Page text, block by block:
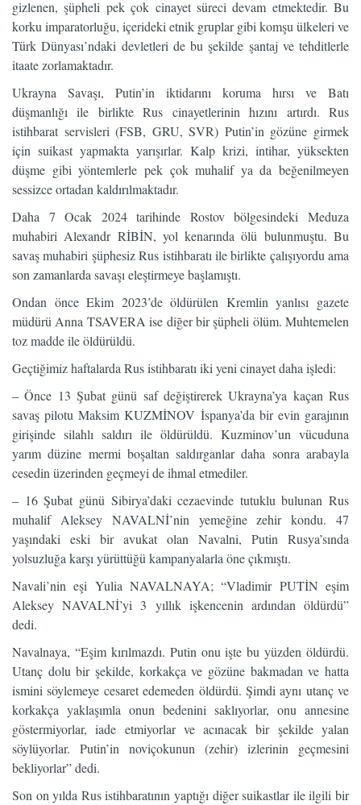
gizlenen, şüpheli pek çok cinayet süreci devam etmektedir. Bu
korku imparatorluğu, içerideki etnik gruplar gibi komşu ülkeleri ve
Türk Dünyası’ndaki devletleri de bu şekilde şantaj ve tehditlerle
itaate zorlamaktadır.
Ukrayna Savaşı, Putin’in iktidarını koruma hırsı ve Batı
düşmanlığı ile birlikte Rus cinayetlerinin hızını artırdı. Rus
istihbarat servisleri (FSB, GRU, SVR) Putin’in gözüne girmek
için suikast yapmakta yarışırlar. Kalp krizi, intihar, yüksekten
düşme gibi yöntemlerle pek çok muhalif ya da beğenilmeyen
sessizce ortadan kaldırılmaktadır.
Daha 7 Ocak 2024 tarihinde Rostov bölgesindeki Meduza
muhabiri Alexandr RİBİN, yol kenarında ölü bulunmuştu. Bu
savaş muhabiri şüphesiz Rus istihbaratı ile birlikte çalışıyordu ama
son zamanlarda savaşı eleştirmeye başlamıştı.
Ondan önce Ekim 2023’de öldürülen Kremlin yanlısı gazete
müdürü Anna TSAVERA ise diğer bir şüpheli ölüm. Muhtemelen
toz madde ile öldürüldü.
Geçtiğimiz haftalarda Rus istihbaratı iki yeni cinayet daha işledi:
– Önce 13 Şubat günü saf değiştirerek Ukrayna’ya kaçan Rus
savaş pilotu Maksim KUZMİNOV İspanya’da bir evin garajının
girişinde silahlı saldırı ile öldürüldü. Kuzminov’un vücuduna
yarım düzine mermi boşaltan saldırganlar daha sonra arabayla
cesedin üzerinden geçmeyi de ihmal etmediler.
– 16 Şubat günü Sibirya’daki cezaevinde tutuklu bulunan Rus
muhalif Aleksey NAVALNİ’nin yemeğine zehir kondu. 47
yaşındaki eski bir avukat olan Navalni, Putin Rusya’sında
yolsuzluğa karşı yürüttüğü kampanyalarla öne çıkmıştı.
Navali’nin eşi Yulia NAVALNAYA; “Vladimir PUTİN eşim
Aleksey NAVALNİ’yi 3 yıllık işkencenin ardından öldürdü”
dedi.
Navalnaya, “Eşim kırılmazdı. Putin onu işte bu yüzden öldürdü.
Utanç dolu bir şekilde, korkakça ve gözüne bakmadan ve hatta
ismini söylemeye cesaret edemeden öldürdü. Şimdi aynı utanç ve
korkakça yaklaşımla onun bedenini saklıyorlar, onu annesine
göstermiyorlar, iade etmiyorlar ve acınacak bir şekilde yalan
söylüyorlar. Putin’in noviçokunun (zehir) izlerinin geçmesini
bekliyorlar” dedi.
Son on yılda Rus istihbaratının yaptığı diğer suikastlar ile ilgili bir